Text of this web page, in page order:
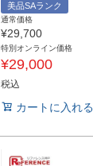
美品SAランク
通常価格
¥29,700
特別オンライン価格
¥29,000
税込
カートに入れる